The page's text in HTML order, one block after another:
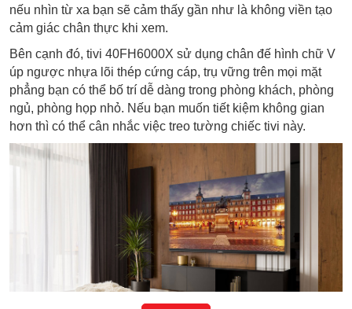
nếu nhìn từ xa bạn sẽ cảm thấy gần như là không viền tạo
cảm giác chân thực khi xem.
Bên cạnh đó, tivi 40FH6000X sử dụng chân đế hình chữ V
úp ngược nhựa lõi thép cứng cáp, trụ vững trên mọi mặt
phẳng bạn có thể bố trí dễ dàng trong phòng khách, phòng
ngủ, phòng họp nhỏ. Nếu bạn muốn tiết kiệm không gian
hơn thì có thể cân nhắc việc treo tường chiếc tivi này.